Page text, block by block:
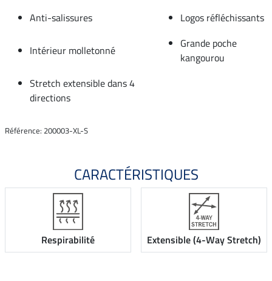
Anti-salissures
Logos réfléchissants
Intérieur molletonné
Grande poche
kangourou
Stretch extensible dans 4
directions
Référence: 200003-XL-S
CARACTÉRISTIQUES
Respirabilité Extensible (4-Way Stretch)